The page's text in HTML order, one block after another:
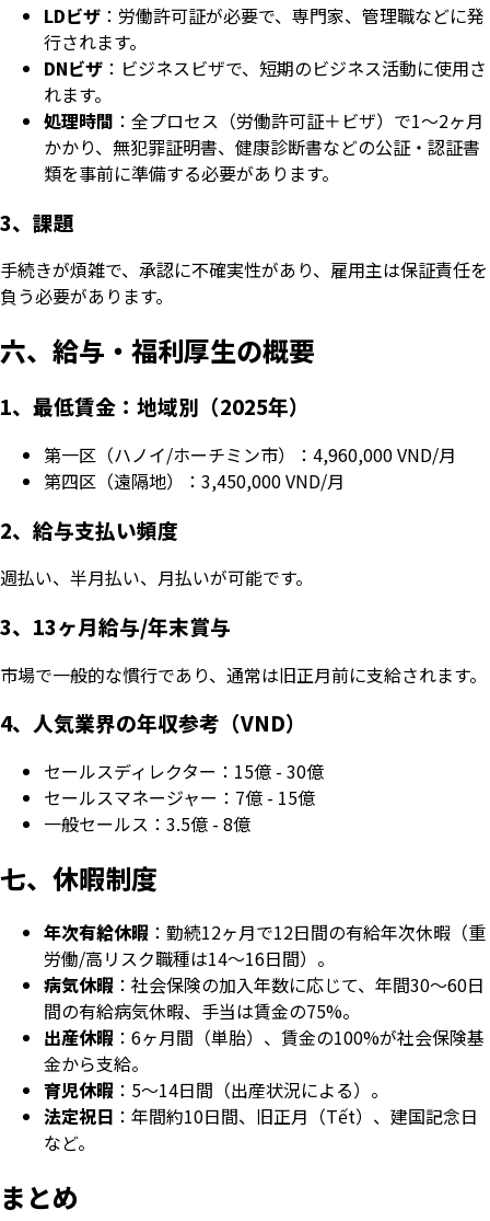
LDビザ ：労働許可証が必要で、専門家、管理職などに発
行されます。
DNビザ ：ビジネスビザで、短期のビジネス活動に使用さ
れます。
処理時間 ：全プロセス（労働許可証＋ビザ）で1〜2ヶ月
かかり、無犯罪証明書、健康診断書などの公証・認証書
類を事前に準備する必要があります。
3、課題
手続きが煩雑で、承認に不確実性があり、雇用主は保証責任を
負う必要があります。
六、給与・福利厚生の概要
1、最低賃金：地域別（2025年）
第一区（ハノイ/ホーチミン市）：4,960,000 VND/月
第四区（遠隔地）：3,450,000 VND/月
2、給与支払い頻度
週払い、半月払い、月払いが可能です。
3、13ヶ月給与/年末賞与
市場で一般的な慣行であり、通常は旧正月前に支給されます。
4、人気業界の年収参考（VND）
セールスディレクター：15億 - 30億
セールスマネージャー：7億 - 15億
一般セールス：3.5億 - 8億
七、休暇制度
年次有給休暇 ：勤続12ヶ月で12日間の有給年次休暇（重
労働/高リスク職種は14〜16日間）。
病気休暇 ：社会保険の加入年数に応じて、年間30〜60日
間の有給病気休暇、手当は賃金の75%。
出産休暇 ：6ヶ月間（単胎）、賃金の100%が社会保険基
金から支給。
育児休暇 ：5〜14日間（出産状況による）。
法定祝日 ：年間約10日間、旧正月（Tết）、建国記念日
など。
まとめ